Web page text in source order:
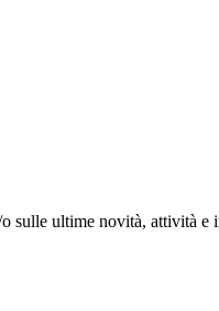
sulle ultime novità, attività